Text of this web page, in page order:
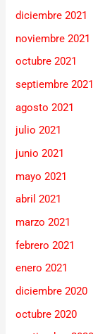
diciembre 2021
noviembre 2021
octubre 2021
septiembre 2021
agosto 2021
julio 2021
junio 2021
mayo 2021
abril 2021
marzo 2021
febrero 2021
enero 2021
diciembre 2020
octubre 2020